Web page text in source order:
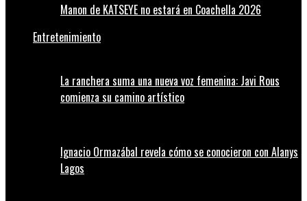
Manon de KATSEYE no estará en Coachella 2026
Entretenimiento
La ranchera suma una nueva voz femenina: Javi Rous
comienza su camino artístico
Ignacio Ormazábal revela cómo se conocieron con Alanys
Lagos